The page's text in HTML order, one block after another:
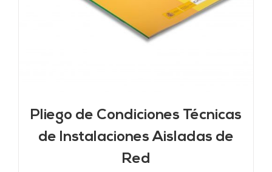
Pliego de Condiciones Técnicas
de Instalaciones Aisladas de
Red